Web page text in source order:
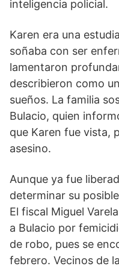
inteligencia policial.
Karen era una
soñaba con ser
lamentaron
describieron como
sueños. La familia
Bulacio, quien
que Karen fue vista,
asesino.
Aunque ya fue
determinar su
El fiscal Miguel
a Bulacio por
de robo, pues se
febrero. Vecinos de